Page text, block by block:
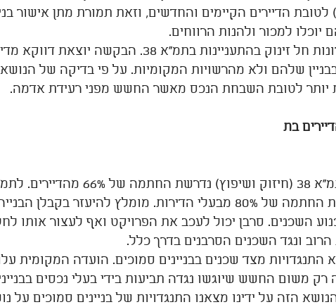
לטובת הדיירים הקיימים והחדשים, וזאת תמורת מתן אישור
יוכלו למכור ולהנות הרווחים.
בשנים האחרונות חל זינוק בהתעניינות בתמ"א 38.
שלהם ולא מהרשויות המקומיות. על פי בדיקה של הנושא
יותר לטובת השבחת הנכס מאשר החשש מפני רעידת אדמה.
בת
ובנייה) נדרשת החתמה של 80% מבעלי הדירות. מומלץ להיעזר
השכנים. סרבן יכול לעכב את הפרויקט ואף לעצור אותו
הרוב ונגד השכנים הסרבנים בדרך כלל.
התנגדויות מצד שכנים בבניינים סמוכים. הועדה המקומית
רק משום החשש שיוגשו נגדה תביעות בידי בעלי נכסים
הזה על ידינו מצאנו התנגדויות של בניינים סמוכים על